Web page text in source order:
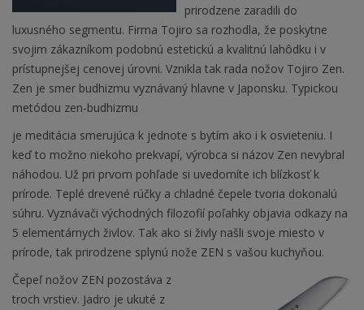
prirodzene zaradili do
luxusného segmentu. Firma Tojiro sa rozhodla, že poskytne
svojim zákazníkom podobnú estetickú a kvalitnú lahôdku i v
prístupnejšej cenovej úrovni. Vznikla tak rada nožov Tojiro Zen.
Zen je smer budhizmu vyznávaný hlavne v Japonsku. Typickou
metódou zen-budhizmu
je meditácia smerujúca k jednote s bytím ako i k osvieteniu. I
keď to možno niekoho prekvapí, výrobca si názov Zen nevybral
náhodou. Už pri prvom pohľade si uvedomíte ich blízkosť k
prírode. Teplé drevené rúčky a chladné čepele tvoria dokonalú
súhru. Vyznávači východných filozofií poľahky objavia odkazy na
5 elementárnych živlov. Tak ako si živly našli svoje miesto v
prírode, tak prirodzene splynú nože ZEN s vašou kuchyňou.
Čepeľ nožov ZEN pozostáva z
troch vrstiev. Jadro je ukuté z